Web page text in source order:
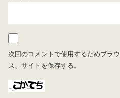
次回のコメントで使用するためブラ
ス、サイトを保存する。